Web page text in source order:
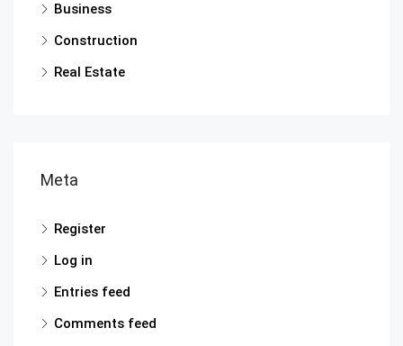
Business
Construction
Real Estate
Meta
Register
Log in
Entries feed
Comments feed